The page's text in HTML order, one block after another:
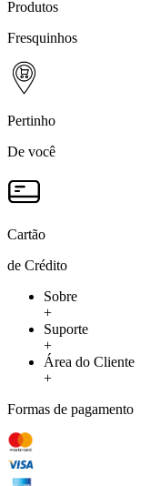
Produtos
Fresquinhos
Pertinho
De você
Cartão
de Crédito
Sobre
+
Suporte
+
Área do Cliente
+
Formas de pagamento